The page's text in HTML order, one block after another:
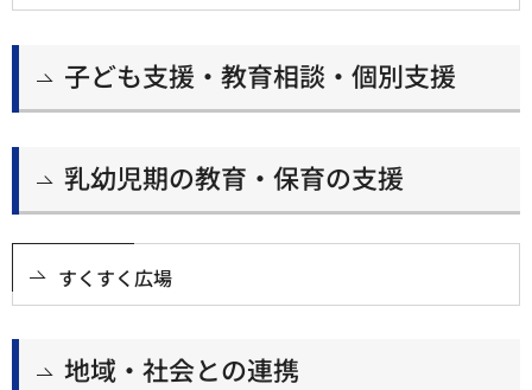
子ども支援・教育相談・個別支援
乳幼児期の教育・保育の支援
すくすく広場
地域・社会との連携